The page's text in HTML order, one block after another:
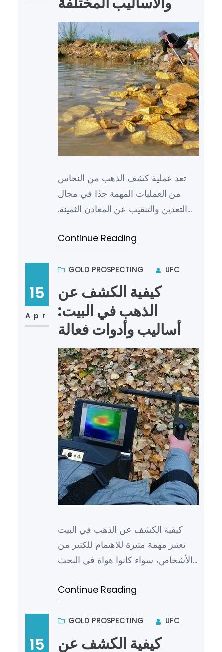
تعد عملية كشف الذهب من النحاس
من العمليات المهمة جدًا في مجال
التعدين والتنقيب عن المعادن الثمينة.
Continue Reading
15
Apr
GOLD PROSPECTING UFC
كيفية الكشف عن
الذهب في البيت:
أساليب وأدوات فعالة
كيفية الكشف عن الذهب في البيت
تعتبر مهمة مثيرة للاهتمام للكثير من
الأشخاص، سواء كانوا هواة في البحث
Continue Reading
15
GOLD PROSPECTING UFC
كيفية الكشف عن